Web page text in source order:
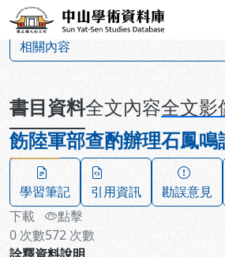
跳到主要內容
中山學術資料庫
相關內容
書目資料全文內容全文影
飭陸軍部查酌辦理石鳳鳴
學習筆記 引用資訊 勘誤意見
下載
0 次數
點擊
572 次數